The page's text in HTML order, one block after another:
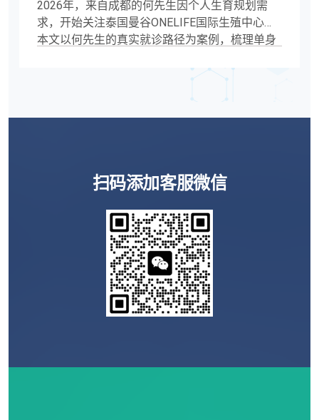
2026年，来自成都的何先生因个人生育规划需
求，开始关注泰国曼谷ONELIFE国际生殖中心。
本文以何先生的真实就诊路径为案例，梳理单身
沟通、时间安排和风险确认中的关键问题，为关
扫码添加客服微信